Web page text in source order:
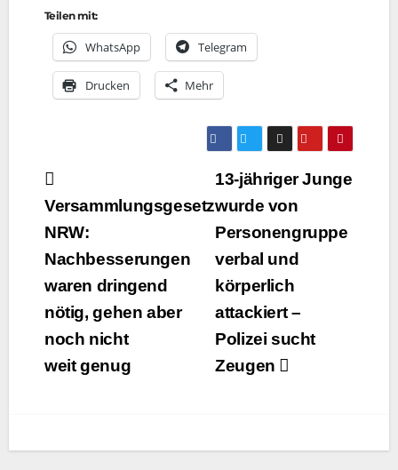
Teilen mit:
Whats­App Tele­gram
Dru­cken Mehr
Beitragsnavigation
13-jähriger Junge
wurde von
Personengruppe
verbal und
körperlich
attackiert –
Polizei sucht
Zeugen
Versammlungsgesetz
NRW:
Nachbesserungen
waren dringend
nötig, gehen aber
noch nicht
weit genug